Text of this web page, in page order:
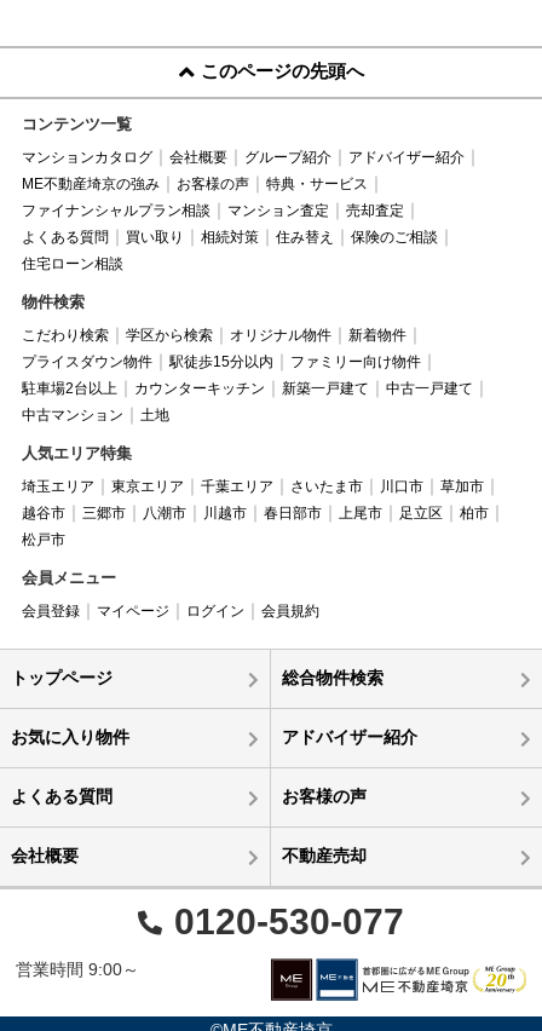
このページの先頭へ
コンテンツ一覧
マンションカタログ 会社概要 グループ紹介
アドバイザー紹介
ME不動産埼京の強み
お客様の声
特典・サービス
ファイナンシャルプラン相談
マンション査定
売却査定
よくある質問
買い取り 相続対策 住み替え
保険のご相談
住宅ローン相談
物件検索
こだわり検索 学区から検索 オリジナル物件
新着物件
プライスダウン物件
駅徒歩15分以内
ファミリー向け物件
駐車場2台以上
カウンターキッチン 新築一戸建て
中古一戸建て
中古マンション
土地
人気エリア特集
埼玉エリア 東京エリア 千葉エリア さいたま市 川口市
草加市
越谷市
三郷市 八潮市 川越市 春日部市 上尾市 足立区
柏市
松戸市
会員メニュー
会員登録 マイページ ログイン 会員規約
トップページ 総合物件検索
お気に入り物件 アドバイザー紹介
よくある質問 お客様の声
会社概要 不動産売却
0120-530-077
営業時間 9:00～